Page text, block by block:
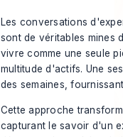
Les conversations
sont de véritables mines
vivre comme une seule
multitude d'actifs. Une
des semaines,
Cette approche
capturant le savoir d'un